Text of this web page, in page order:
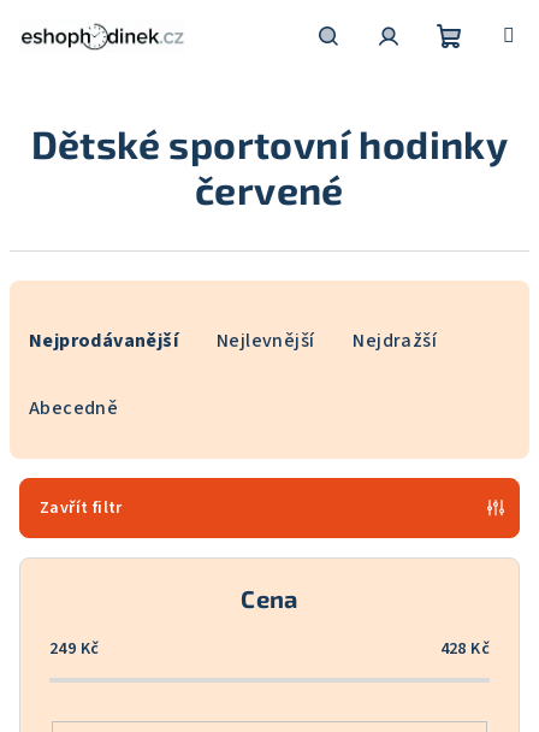
košík
Dětské sportovní hodinky
červené
r
o
Nejprodávanější Nejlevnější Nejdražší
Abecedně
Zavřít filtr
Cena
249 Kč 428 Kč